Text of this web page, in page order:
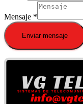
Mensaje *
Enviar mensaje